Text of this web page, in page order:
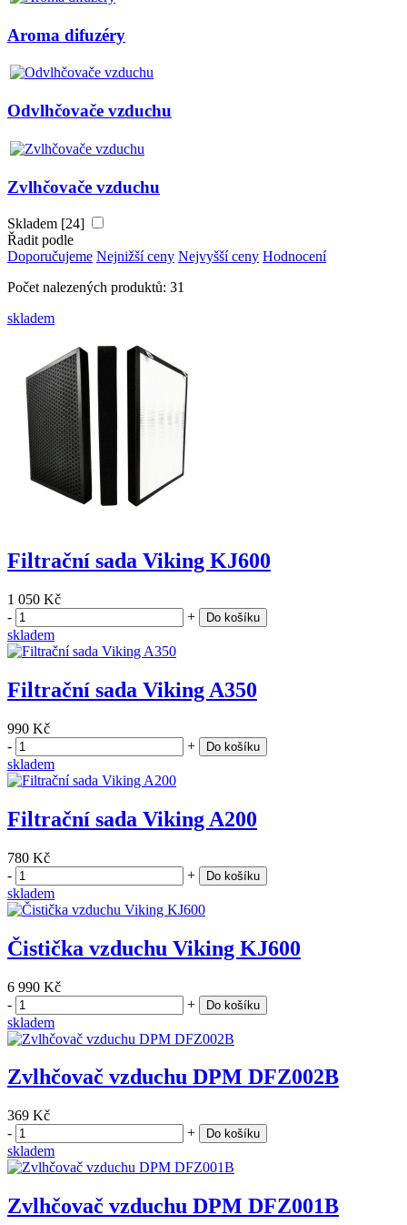
Aroma difuzéry
Odvlhčovače vzduchu
Zvlhčovače vzduchu
Skladem [24]
Řadit podle
Doporučujeme Nejnižší ceny Nejvyšší ceny Hodnocení
Počet nalezených produktů: 31
skladem
Filtrační sada Viking KJ600
1 050 Kč
-
+ Do košíku
skladem
Filtrační sada Viking A350
990 Kč
-
+ Do košíku
skladem
Filtrační sada Viking A200
780 Kč
-
+ Do košíku
skladem
Čistička vzduchu Viking KJ600
6 990 Kč
-
+ Do košíku
skladem
Zvlhčovač vzduchu DPM DFZ002B
369 Kč
-
+ Do košíku
skladem
Zvlhčovač vzduchu DPM DFZ001B